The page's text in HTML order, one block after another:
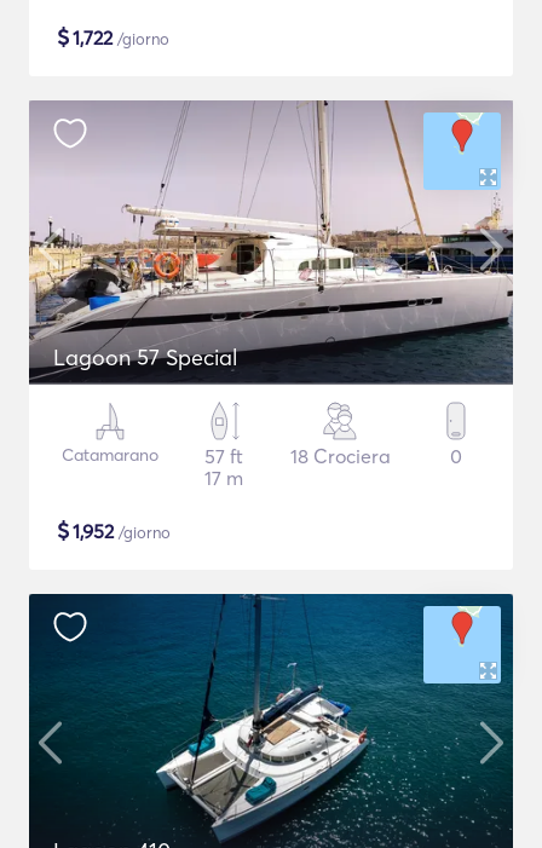
$1,722/giorno
Lagoon 57 Special
Catamarano
57 ft
17 m
18 Crociera 0
$1,952/giorno